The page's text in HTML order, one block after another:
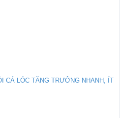
CÁ LÓC TĂNG TRƯỞNG NHANH, ÍT